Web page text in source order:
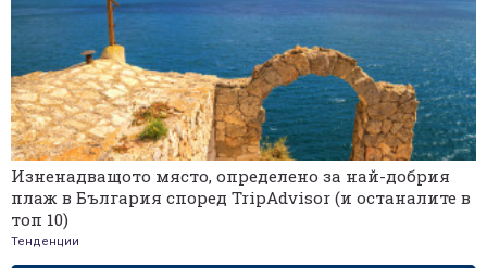
Изненадващото място, определено за най-добрия
плаж в България според TripAdvisor (и останалите в
топ 10)
Тенденции